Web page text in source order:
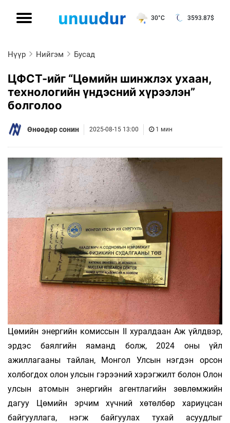
30°C 3593.87$
Нүүр Нийгэм Бусад
ЦФСТ-ийг “Цөмийн шинжлэх ухаан,
технологийн үндэсний хүрээлэн”
болголоо
Өнөөдөр сонин 2025-08-15 13:00 1 мин
Цөмийн энергийн комиссын II хуралдаан Аж үйлдвэр,
эрдэс баялгийн яаманд болж, 2024 оны үйл
ажиллагааны тайлан, Монгол Улсын нэгдэн орсон
холбогдох олон улсын гэрээний хэрэгжилт болон Олон
улсын атомын энергийн агентлагийн зөвлөмжийн
дагуу Цөмийн эрчим хүчний хөтөлбөр хариуцсан
байгууллага, нэгж байгуулах тухай асуудлыг